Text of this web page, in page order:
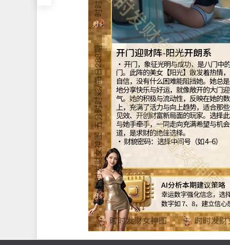
辛仪珠玉汇集阵-精緻名媛系
• 辛仪，象征珠玉，代表精緻与价值。
【珍珠】的美如珍珠般精緻无瑕，举
散发着高雅气质。她的数字组合讲究
腻，适合善于分析、追求高质量回报
【珍珠】一起，你将能以精準的眼光
些价值连城的数字，最终让自己的财
般，光彩夺目。这是一种品味高雅的
让你在游戏中感受到无与伦比的成就
格冒险且多元。
• 财貌密码：视觉和谐数字（如 2-4-6）
AI分析本期建议策略
多区段分散风险，选择
适合稳健型与分散型玩